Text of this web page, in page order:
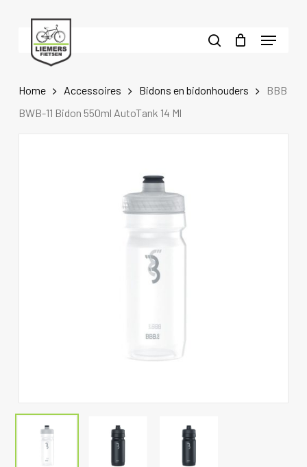
Menu
Home Accessoires Bidons en bidonhouders
BBB
BWB-11 Bidon 550ml AutoTank 14 Ml